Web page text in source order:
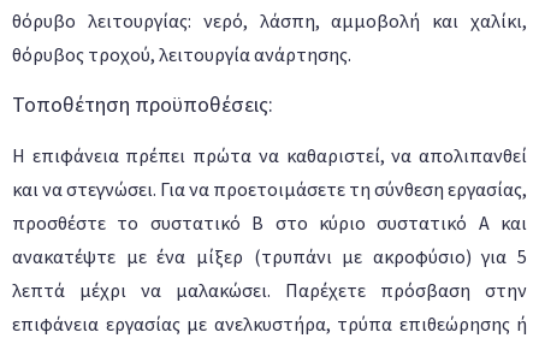
θόρυβο λειτουργίας: νερό, λάσπη, αμμοβολή και χαλίκι,
θόρυβος τροχού, λειτουργία ανάρτησης.
Τοποθέτηση προϋποθέσεις:
Η επιφάνεια πρέπει πρώτα να καθαριστεί, να απολιπανθεί
και να στεγνώσει. Για να προετοιμάσετε τη σύνθεση εργασίας,
προσθέστε το συστατικό Β στο κύριο συστατικό Α και
ανακατέψτε με ένα μίξερ (τρυπάνι με ακροφύσιο) για 5
λεπτά μέχρι να μαλακώσει. Παρέχετε πρόσβαση στην
επιφάνεια εργασίας με ανελκυστήρα, τρύπα επιθεώρησης ή